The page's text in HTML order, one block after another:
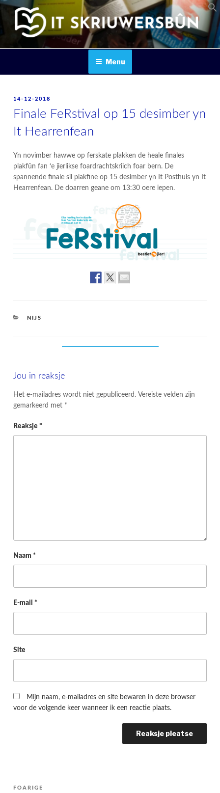
Skip
content
IT SKRIUWERSBOUN
Menu
POSTED
14-12-2018
Finale FeRstival op 15 desimber yn
It Hearrenfean
Yn novimber hawwe op ferskate plakken de heale finales
plakfûn fan ‘e jierlikse foardrachtskriich foar bern. De
spannende finale sil plakfine op 15 desimber yn It Posthuis yn It
Hearrenfean. De doarren geane om 13:30 oere iepen.
CATEGORIES
NIJS
Jou in reaksje
Het e-mailadres wordt niet gepubliceerd. Vereiste velden zijn
gemarkeerd met *
Reaksje *
Naam *
E-mail *
Site
Mijn naam, e-mailadres en site bewaren in deze browser
voor de volgende keer wanneer ik een reactie plaats.
Berichtnavigatie
Folgjende
FOARIGE